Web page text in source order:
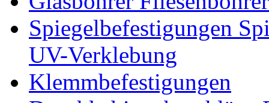
Spiegelbefestigungen
UV-Verklebung
Klemmbefestigungen